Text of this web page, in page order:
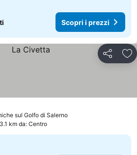
Scopri i prezzi
Condividi
sul Golfo di Salerno
3.1 km da: Centro